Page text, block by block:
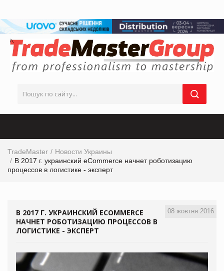
TradeMaster
Новости Украины
В 2017 г. украинский eCommerce начнет роботизацию
процессов в логистике - эксперт
08 жовтня 2016
В 2017 Г. УКРАИНСКИЙ ECOMMERCE
НАЧНЕТ РОБОТИЗАЦИЮ ПРОЦЕССОВ В
ЛОГИСТИКЕ - ЭКСПЕРТ